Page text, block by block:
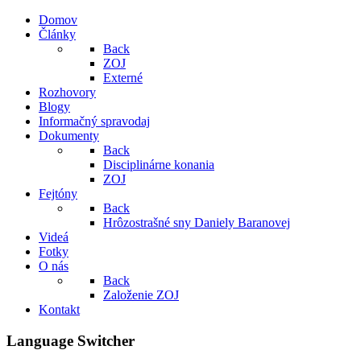
Domov
Články
Back
ZOJ
Externé
Rozhovory
Blogy
Informačný spravodaj
Dokumenty
Back
Disciplinárne konania
ZOJ
Fejtóny
Back
Hrôzostrašné sny Daniely Baranovej
Videá
Fotky
O nás
Back
Založenie ZOJ
Kontakt
Language Switcher